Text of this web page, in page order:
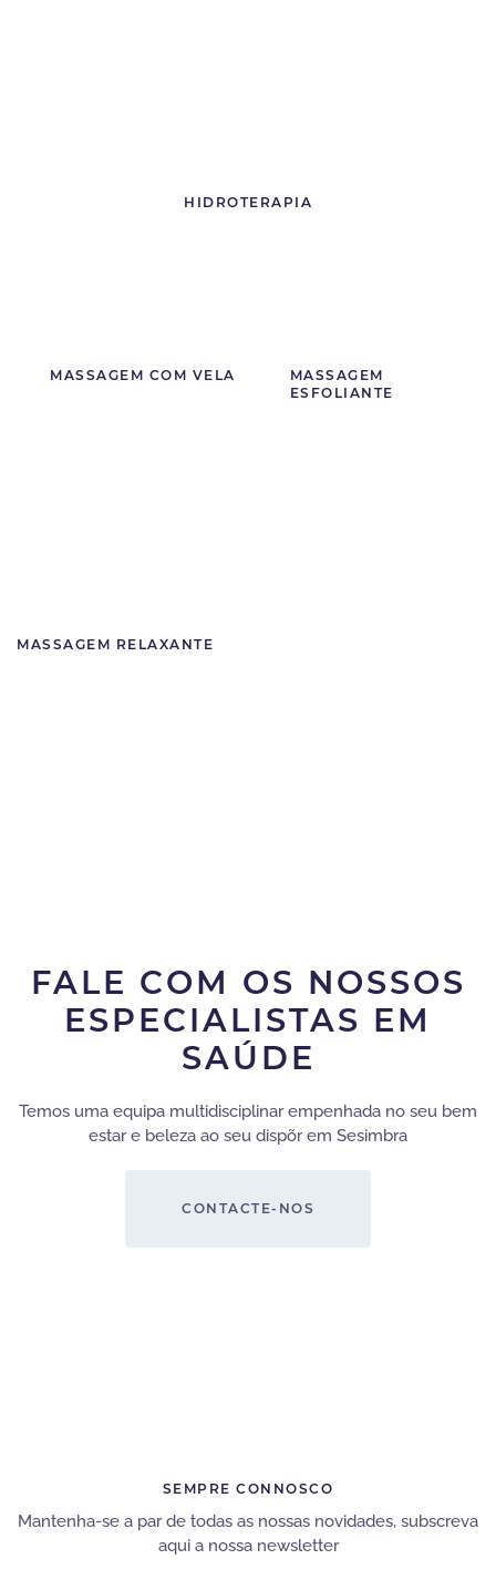
HIDROTERAPIA
MASSAGEM COM VELA
MASSAGEM
ESFOLIANTE
MASSAGEM RELAXANTE
FALE COM OS NOSSOS
ESPECIALISTAS EM
SAÚDE
Temos uma equipa multidisciplinar empenhada no seu bem
estar e beleza ao seu dispõr em Sesimbra
CONTACTE-NOS
SEMPRE CONNOSCO
Mantenha-se a par de todas as nossas novidades, subscreva
aqui a nossa newsletter